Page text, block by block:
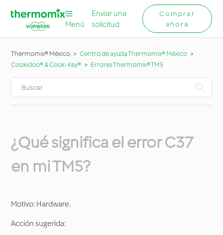
Menú
Enviar una
solicitud
Comprar
ahora
Thermomix® México
Centro de ayuda Thermomix® México
Cookidoo® & Cook-Key®
Errores Thermomix® TM5
¿Qué significa el error C37
en mi TM5?
Motivo: Hardware.
Acción sugerida: